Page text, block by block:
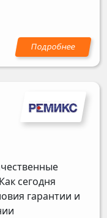
сегодня
гарантии и